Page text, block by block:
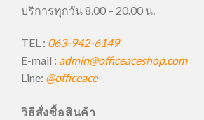
บริการทุกวัน 8.00 – 20.00 น.
TEL : 063-942-6149
E-mail : admin@officeaceshop.com
Line: @officeace
วิธีสั่งซื้อสินค้า